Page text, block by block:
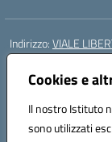
Cookies e
Il nostro Istituto
sono utilizzati
Indirizzo:VIALE
Centralino:
Posta elettronica
Codice fiscale:
Codice